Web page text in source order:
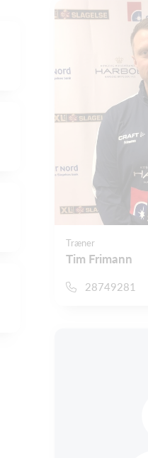
Træner
Tim Frimann
28749281